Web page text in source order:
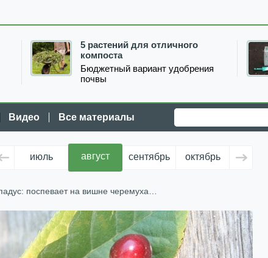
5 растений для отличного
компоста
Бюджетный вариант удобрения
почвы
Видео Все материалы
июль август сентябрь октябрь ноябрь
поспевает на вишне черемуха…